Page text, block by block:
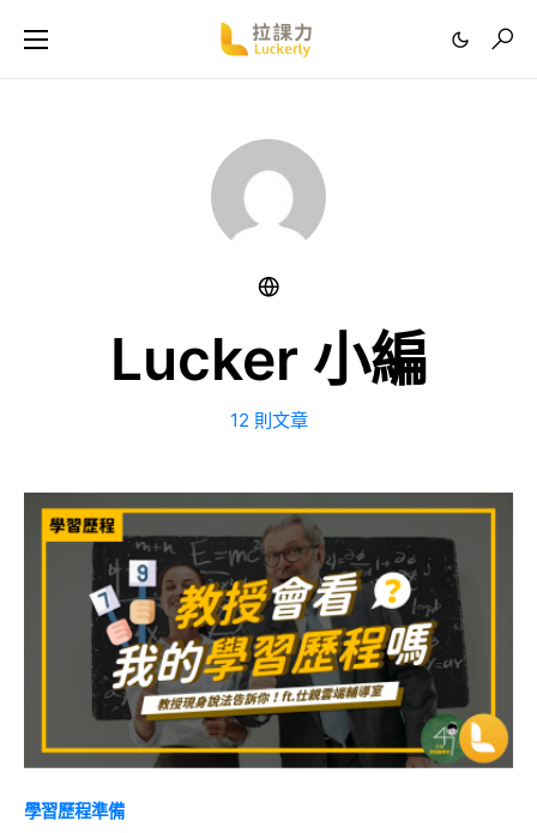
Lucker 小編
12 則文章
學習歷程準備